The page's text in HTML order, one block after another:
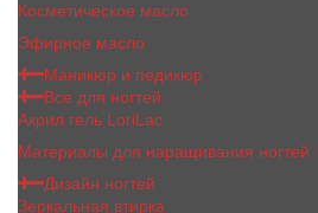
Косметическое масло
Эфирное масло
Маникюр и педикюр
Все для ногтей
Акрил гель LoriLac
Материалы для наращивания ногтей
Дизайн ногтей
Зеркальная втирка